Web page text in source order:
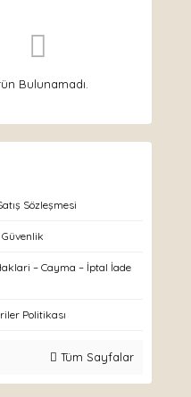
Bulunamadı.
Sözleşmesi
– Cayma – İptal İade
Politikası
Tüm Sayfalar